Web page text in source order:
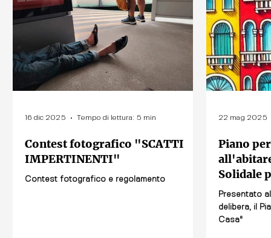
Contest fotografico "SCATTI
IMPERTINENTI"
Contest fotografico e regolamento
16 dic 2025 Tempo di lettura: 5 min
Piano
Solidale
Presentato
delibera, il Piano Casa di
Casa"
22 mag 2025